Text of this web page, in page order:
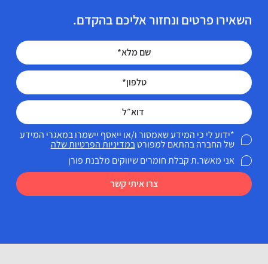
השאירו פרטים ונחזור אליכם בהקדם.
צרו איתי קשר
*ידוע לי כי המידע שאמסור ו/או ייאסף יישמרו במאגרי המידע
של החברה בהתאם למפורטבמדיניות הפרטיות שלה
אני מאשר.ת קבלת חומרים שיווקים מלבנת פורן